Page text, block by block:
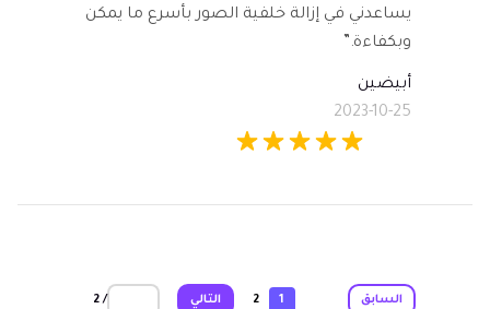
يساعدني في إزالة خلفية الصور بأسرع ما يمكن
وبكفاءة.”
أبيضين
2023-10-25
السابق 1
2 التالي / 2